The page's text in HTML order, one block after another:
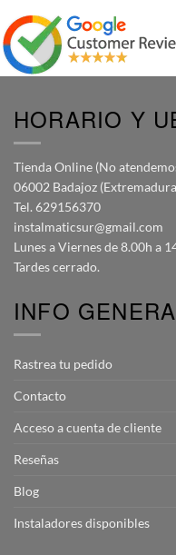
HORARIO Y
Tienda Online (No
06002 Badajoz
Tel. 629156370
instalmaticsur@gmail.com
Lunes a Viernes de 8.00h a
Tardes cerrado.
INFO
Rastrea tu pedido
Contacto
Acceso a cuenta de cliente
Reseñas
Blog
Instaladores disponibles